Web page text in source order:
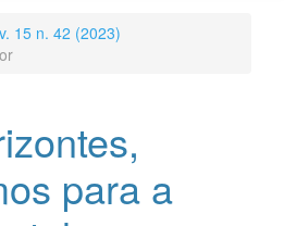
v. 15 n. 42 (2023)
para a